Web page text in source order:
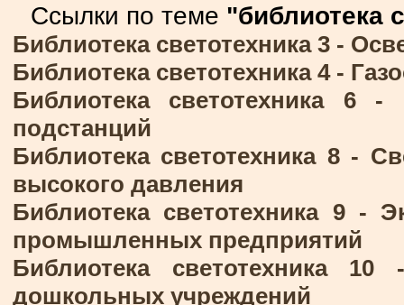
Ссылки по теме "библиотека
Библиотека светотехника 3 -
Библиотека светотехника 4 -
Библиотека светотехника 6 -
подстанций
Библиотека светотехника 8 -
высокого давления
Библиотека светотехника 9 -
промышленных предприятий
Библиотека светотехника
дошкольных учреждений